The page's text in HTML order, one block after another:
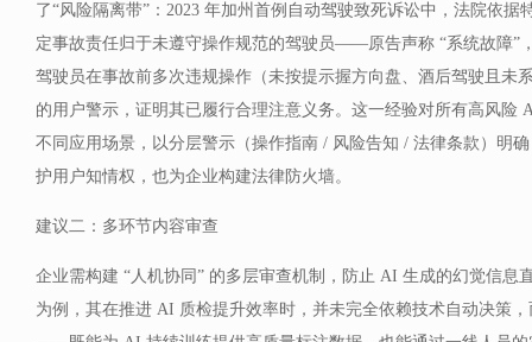
了“风险隔离带”：2023 年加州首例自动驾驶致死诉讼中，法院依据
定事故责任归于未遵守操作规范的驾驶员——原告声称 “系统故障”
驾驶员在事故前多次违规操作（未按提示握方向盘、酒后驾驶且未
的用户警示，证明其已履行合理注意义务。这一经验对所有高风险
不同应用场景，以分层警示（操作指南 / 风险告知 / 法律条款）明
护用户知情权，也为企业构建法律防火墙。
建议二：多环节内容审查
企业需构建 “人机协同” 的多层审查机制，防止 AI 生成的幻觉信息
为例，其在推进 AI 质检提升效率时，并未完全依赖技术自动决策